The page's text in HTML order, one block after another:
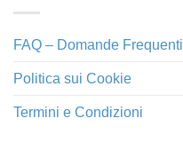
FAQ – Domande Frequenti
Politica sui Cookie
Termini e Condizioni